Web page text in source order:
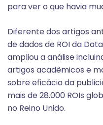
para ver o que havia
Diferente dos artigos
de dados de ROI da
ampliou a análise
artigos acadêmicos e
sobre eficácia da
mais de 28.000 ROIs
no Reino Unido.